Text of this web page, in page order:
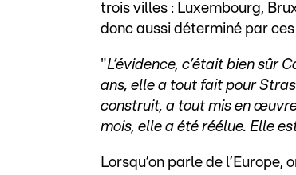
trois villes : Luxembourg,
donc aussi déterminé par ces
"L’évidence, c’était bien sûr
ans, elle a tout fait pour
construit, a tout mis en
mois, elle a été réélue. Elle
Lorsqu’on parle de